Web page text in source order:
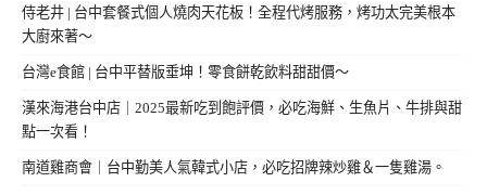
侍老井 | 台中套餐式個人燒肉天花板！全程代烤服務，烤功太完美根本
大廚來著～
台灣e食館 | 台中平替版垂坤！零食餅乾飲料甜甜價～
漢來海港台中店｜2025最新吃到飽評價，必吃海鮮、生魚片、牛排與甜
點一次看！
南道雞商會｜台中勤美人氣韓式小店，必吃招牌辣炒雞＆一隻雞湯。